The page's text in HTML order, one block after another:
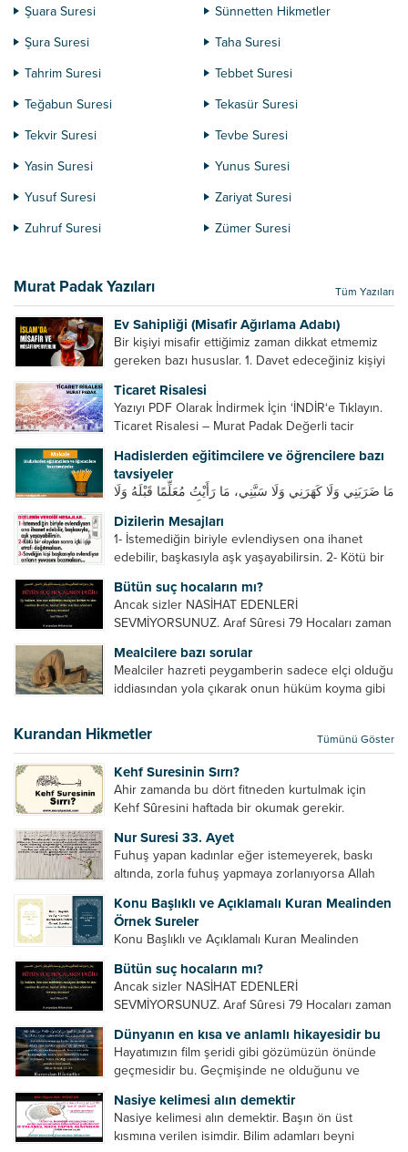
Şuara Suresi
Sünnetten Hikmetler
Şura Suresi
Taha Suresi
Tahrim Suresi
Tebbet Suresi
Teğabun Suresi
Tekasür Suresi
Tekvir Suresi
Tevbe Suresi
Yasin Suresi
Yunus Suresi
Yusuf Suresi
Zariyat Suresi
Zuhruf Suresi
Zümer Suresi
Murat Padak Yazıları Tüm Yazıları
Ev Sahipliği (Misafir Ağırlama Adabı)
Bir kişiyi misafir ettiğimiz zaman dikkat etmemiz
gereken bazı hususlar. 1. Davet edeceğiniz kişiyi
önce, bir hafta önce veya gün içinde davet edin....
Ticaret Risalesi
Yazıyı PDF Olarak İndirmek İçin ‘İNDİR‘e Tıklayın.
Ticaret Risalesi – Murat Padak Değerli tacir
ticaret yapmaktır. Peygamber efendimiz de ticaret
yapmıştır. Hz. Hatice...
Hadislerden eğitimcilere ve öğrencilere bazı
tavsiyeler
مَا ضَرَبَنِي وَلَا كَهَرَنِي وَلَا سَبَّنِي، مَا رَأَيْتُ مُعَلِّمًا قَبْلَهُ وَلَا
ve sellem beni dövmedi, azarlamadı ve bana
sövmedi. Ben ne ondan önce...
Dizilerin Mesajları
1- İstemediğin biriyle evlendiysen ona ihanet
edebilir, başkasıyla aşk yaşayabilirsin. 2- Kötü bir
Sevdiğin kişi başkasıyla evlendiyse onların
yuvasını bozmalısın. 4- Hiçbir dizide...
Bütün suç hocaların mı?
Ancak sizler NASİHAT EDENLERİ
SEVMİYORSUNUZ. Araf Sûresi 79 Hocaları zaman
geliştirmeleri hususunda bazen açık bazen gizli
tenkitlerde bulunmuşuzdur. Örneğin hocalarda
olması gereken hususları sıralar ve...
Mealcilere bazı sorular
Mealciler hazreti peygamberin sadece elçi olduğu
iddiasından yola çıkarak onun hüküm koyma gibi
elçilik yaptığı makam adına teşri yapamaz. Sadece
elçi kelimesinin manasından...
Kurandan Hikmetler Tümünü Göster
Kehf Suresinin Sırrı?
Ahir zamanda bu dört fitneden kurtulmak için
Kehf Sûresini haftada bir okumak gerekir.
din algısı, yanlış din öğreten hoca algısını yenmek
vb. Dini doğru...
Nur Suresi 33. Ayet
Fuhuş yapan kadınlar eğer istemeyerek, baskı
altında, zorla fuhuş yapmaya zorlanıyorsa Allah
cariyelerinizi dünya hayatının menfaatini elde
etmek için fuhuş yapmaya zorlamayın. Her...
Konu Başlıklı ve Açıklamalı Kuran Mealinden
Örnek Sureler
Konu Başlıklı ve Açıklamalı Kuran Mealinden
Bütün suç hocaların mı?
Ancak sizler NASİHAT EDENLERİ
SEVMİYORSUNUZ. Araf Sûresi 79 Hocaları zaman
geliştirmeleri hususunda bazen açık bazen gizli
tenkitlerde bulunmuşuzdur. Örneğin hocalarda
olması gereken hususları sıralar ve...
Dünyanın en kısa ve anlamlı hikayesidir bu
Hayatımızın film şeridi gibi gözümüzün önünde
geçmesidir bu. Geçmişinde ne olduğunu ve
âyetlere baksın. Hayatı özetler misin sorusuna
verilebilecek en kısa ve bir o...
Nasiye kelimesi alın demektir
Nasiye kelimesi alın demektir. Başın ön üst
kısmına verilen isimdir. Bilim adamları beyni